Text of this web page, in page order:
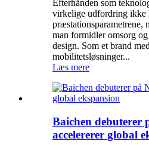
Efterhånden som
virkelige udfordring ikke
præstationsparametrene,
man formidler omsorg
design. Som et brand
mobilitetsløsninger...
Læs mere
Baichen debuterer
accelererer global